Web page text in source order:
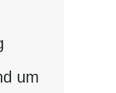
um